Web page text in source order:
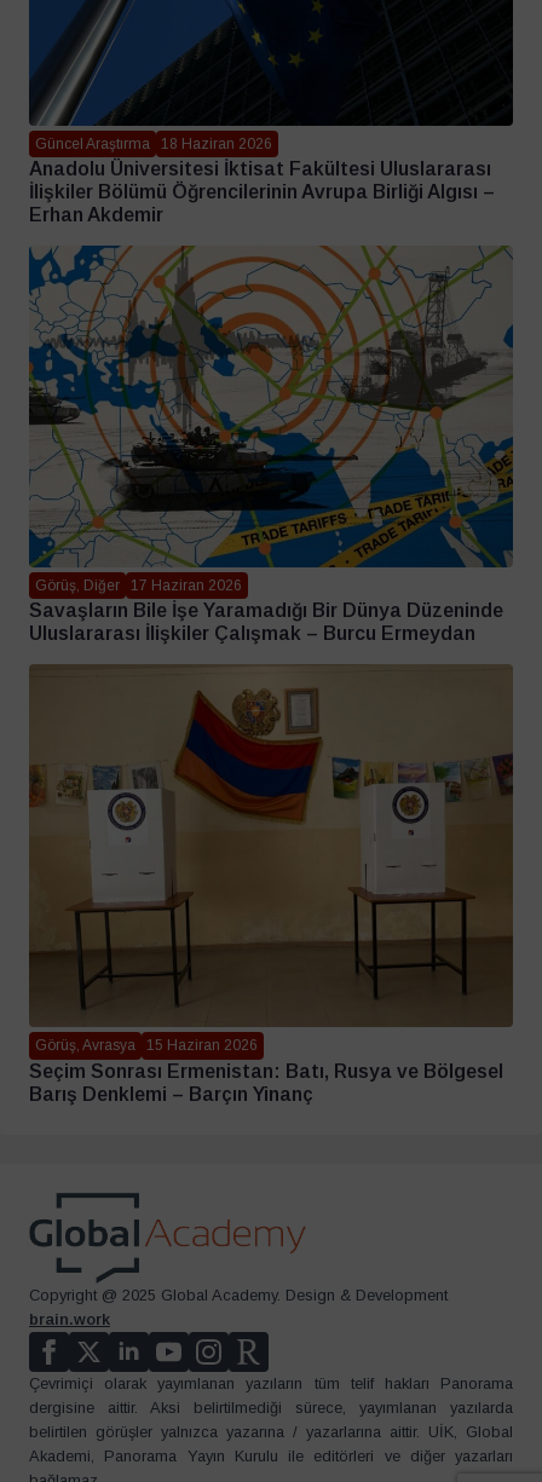
Güncel Araştırma 18 Haziran 2026
Anadolu Üniversitesi İktisat Fakültesi Uluslararası
İlişkiler Bölümü Öğrencilerinin Avrupa Birliği Algısı –
Erhan Akdemir
Görüş, Diğer 17 Haziran 2026
Savaşların Bile İşe Yaramadığı Bir Dünya Düzeninde
Uluslararası İlişkiler Çalışmak – Burcu Ermeydan
Görüş, Avrasya 15 Haziran 2026
Seçim Sonrası Ermenistan: Batı, Rusya ve Bölgesel
Barış Denklemi – Barçın Yinanç
Copyright @ 2025 Global Academy. Design & Development
brain.work
Çevrimiçi olarak yayımlanan yazıların tüm telif hakları Panorama
dergisine aittir. Aksi belirtilmediği sürece, yayımlanan yazılarda
belirtilen görüşler yalnızca yazarına / yazarlarına aittir. UİK, Global
Akademi, Panorama Yayın Kurulu ile editörleri ve diğer yazarları